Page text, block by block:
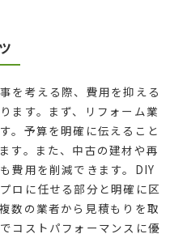
を考える際、費用を抑える
ます。まず、リフォーム業
。予算を明確に伝えること
す。また、中古の建材や再
費用を削減できます。DIY
ロに任せる部分と明確に区
数の業者から見積もりを取
コストパフォーマンスに優